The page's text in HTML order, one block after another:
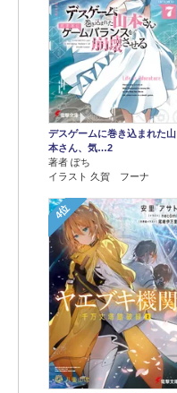
デスゲームに巻き込まれた山
本さん、気…2
著者 ぽち
イラスト 久賀 フーナ
4位